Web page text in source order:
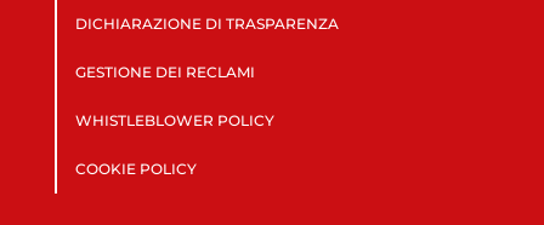
DICHIARAZIONE DI TRASPARENZA
GESTIONE DEI RECLAMI
WHISTLEBLOWER POLICY
COOKIE POLICY